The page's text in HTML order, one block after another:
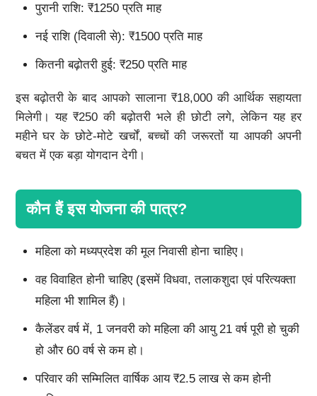
पुरानी राशि: ₹1250 प्रति माह
नई राशि (दिवाली से): ₹1500 प्रति माह
कितनी बढ़ोतरी हुई: ₹250 प्रति माह
इस बढ़ोतरी के बाद आपको सालाना ₹18,000 की आर्थिक सहायता
मिलेगी। यह ₹250 की बढ़ोतरी भले ही छोटी लगे, लेकिन यह हर
महीने घर के छोटे-मोटे खर्चों, बच्चों की जरूरतों या आपकी अपनी
बचत में एक बड़ा योगदान देगी।
कौन हैं इस योजना की पात्र?
महिला को मध्यप्रदेश की मूल निवासी होना चाहिए।
वह विवाहित होनी चाहिए (इसमें विधवा, तलाकशुदा एवं परित्यक्ता
महिला भी शामिल हैं)।
कैलेंडर वर्ष में, 1 जनवरी को महिला की आयु 21 वर्ष पूरी हो चुकी
हो और 60 वर्ष से कम हो।
परिवार की सम्मिलित वार्षिक आय ₹2.5 लाख से कम होनी